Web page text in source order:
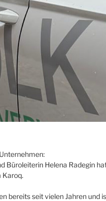
Büroleiterin Helena Radegin
Karoq.
bereits seit vielen Jahren und